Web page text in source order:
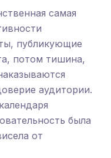
самая
публикующие
потом тишина,
аудитории.
была
от